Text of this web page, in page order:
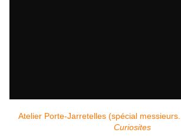
Atelier Porte-Jarretelles (spécial messieurs...
Curiosites